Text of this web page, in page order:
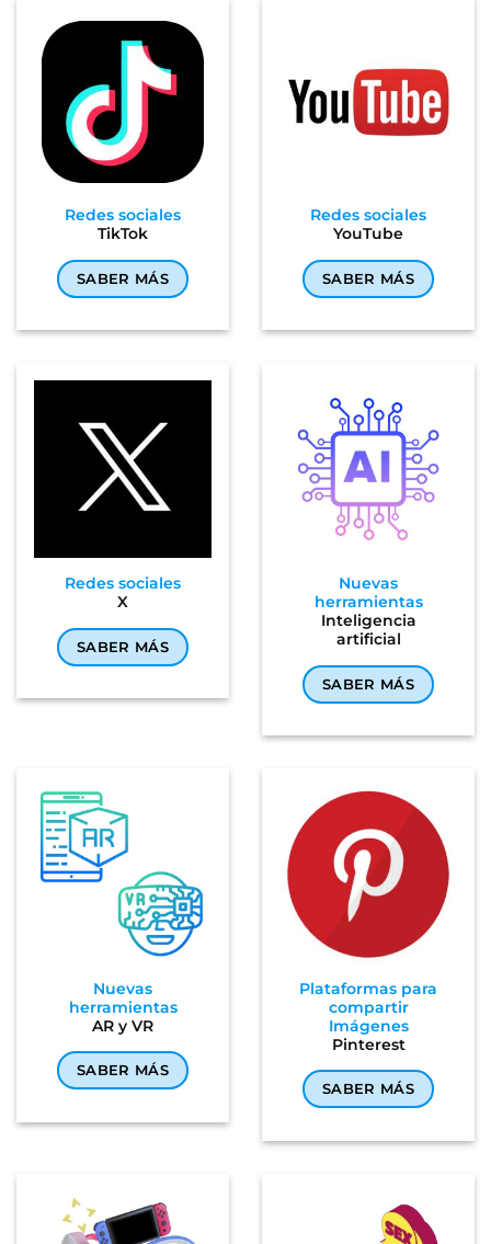
Redes sociales
TikTok
SABER MÁS
Redes sociales
YouTube
SABER MÁS
Redes sociales
X
SABER MÁS
Nuevas
herramientas
Inteligencia
artificial
SABER MÁS
Nuevas
herramientas
AR y VR
SABER MÁS
Plataformas para
compartir
Imágenes
Pinterest
SABER MÁS